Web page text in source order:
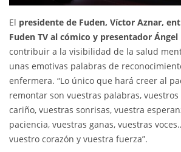
El presidente de Fuden, Víctor Aznar,
Fuden TV al cómico y presentador
contribuir a la visibilidad de la salud
unas emotivas palabras de
enfermera. “Lo único que hará creer al
remontar son vuestras palabras, vuestros
cariño, vuestras sonrisas, vuestra
paciencia, vuestras ganas, vuestras
vuestro corazón y vuestra fuerza”.